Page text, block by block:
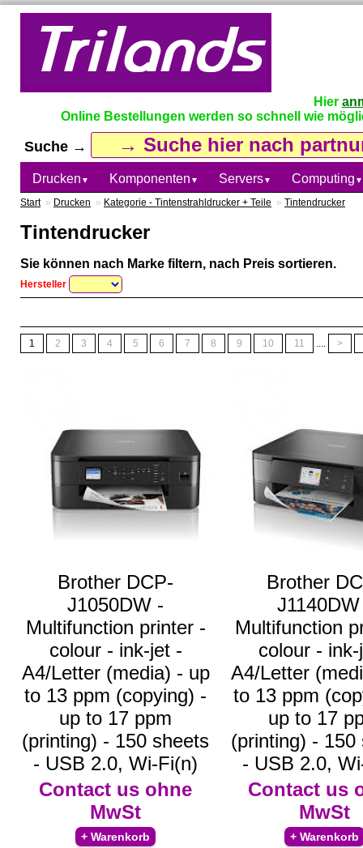
Hier
Online Bestellungen werden so schnell wie
Suche →
Drucken ▼ Komponenten ▼ Servers▼ Computing ▼
Start» Drucken » Kategorie - Tintenstrahldrucker + Teile » Tintendrucker
Tintendrucker
Sie können nach Marke filtern, nach Preis sortieren.
Hersteller
1 2 3 4 5 6 7 8 9 10 11 .... >
Brother DCP-
J1050DW -
Multifunction printer -
colour - ink-jet -
A4/Letter (media) - up
to 13 ppm (copying) -
up to 17 ppm
(printing) - 150 sheets
- USB 2.0, Wi-Fi(n)
Contact us ohne
MwSt
Brother
Multifunction
colour -
A4/Letter
to 13 ppm
up to 17
(printing) - 150
- USB 2.0,
Contact us
MwSt